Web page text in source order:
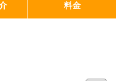
料金